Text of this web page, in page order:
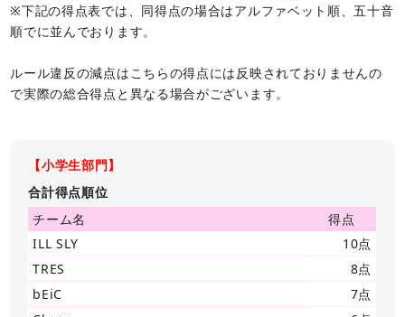
※下記の得点表では、同得点の場合はアルファベット順、五十音
順でに並んでおります。
ルール違反の減点はこちらの得点には反映されておりませんの
で実際の総合得点と異なる場合がございます。
【小学生部門】
合計得点順位
チーム名
得点
ILL SLY
10点
TRES
8点
bEiC
7点